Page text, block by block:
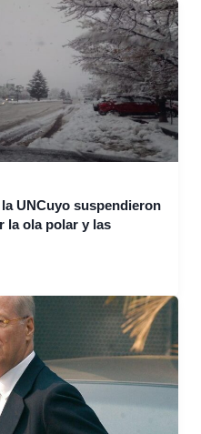
UNCuyo suspendieron
la ola polar y las